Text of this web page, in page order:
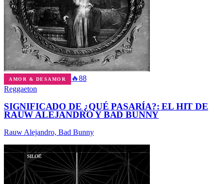
AMOR & DESAMOR 🔥88
Reggaeton
SIGNIFICADO DE ¿QUÉ PASARÍA?: EL HIT DE
RAUW ALEJANDRO Y BAD BUNNY
Rauw Alejandro, Bad Bunny